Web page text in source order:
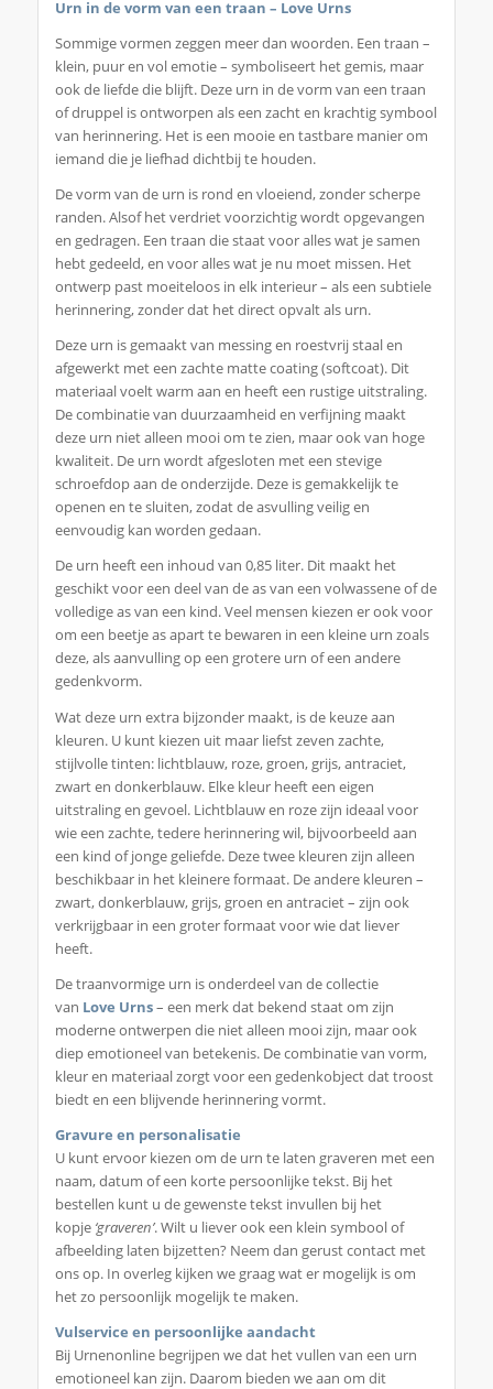
Urn in de vorm van een traan – Love Urns
Sommige vormen zeggen meer dan woorden. Een traan –
klein, puur en vol emotie – symboliseert het gemis, maar
ook de liefde die blijft. Deze urn in de vorm van een traan
of druppel is ontworpen als een zacht en krachtig symbool
van herinnering. Het is een mooie en tastbare manier om
iemand die je liefhad dichtbij te houden.
De vorm van de urn is rond en vloeiend, zonder scherpe
randen. Alsof het verdriet voorzichtig wordt opgevangen
en gedragen. Een traan die staat voor alles wat je samen
hebt gedeeld, en voor alles wat je nu moet missen. Het
ontwerp past moeiteloos in elk interieur – als een subtiele
herinnering, zonder dat het direct opvalt als urn.
Deze urn is gemaakt van messing en roestvrij staal en
afgewerkt met een zachte matte coating (softcoat). Dit
materiaal voelt warm aan en heeft een rustige uitstraling.
De combinatie van duurzaamheid en verfijning maakt
deze urn niet alleen mooi om te zien, maar ook van hoge
kwaliteit. De urn wordt afgesloten met een stevige
schroefdop aan de onderzijde. Deze is gemakkelijk te
openen en te sluiten, zodat de asvulling veilig en
eenvoudig kan worden gedaan.
De urn heeft een inhoud van 0,85 liter. Dit maakt het
geschikt voor een deel van de as van een volwassene of de
volledige as van een kind. Veel mensen kiezen er ook voor
om een beetje as apart te bewaren in een kleine urn zoals
deze, als aanvulling op een grotere urn of een andere
gedenkvorm.
Wat deze urn extra bijzonder maakt, is de keuze aan
kleuren. U kunt kiezen uit maar liefst zeven zachte,
stijlvolle tinten: lichtblauw, roze, groen, grijs, antraciet,
zwart en donkerblauw. Elke kleur heeft een eigen
uitstraling en gevoel. Lichtblauw en roze zijn ideaal voor
wie een zachte, tedere herinnering wil, bijvoorbeeld aan
een kind of jonge geliefde. Deze twee kleuren zijn alleen
beschikbaar in het kleinere formaat. De andere kleuren –
zwart, donkerblauw, grijs, groen en antraciet – zijn ook
verkrijgbaar in een groter formaat voor wie dat liever
heeft.
De traanvormige urn is onderdeel van de collectie
van Love Urns– een merk dat bekend staat om zijn
moderne ontwerpen die niet alleen mooi zijn, maar ook
diep emotioneel van betekenis. De combinatie van vorm,
kleur en materiaal zorgt voor een gedenkobject dat troost
biedt en een blijvende herinnering vormt.
Gravure en personalisatie
U kunt ervoor kiezen om de urn te laten graveren met een
naam, datum of een korte persoonlijke tekst. Bij het
bestellen kunt u de gewenste tekst invullen bij het
kopje ‘graveren’. Wilt u liever ook een klein symbool of
afbeelding laten bijzetten? Neem dan gerust contact met
ons op. In overleg kijken we graag wat er mogelijk is om
het zo persoonlijk mogelijk te maken.
Vulservice en persoonlijke aandacht
Bij Urnenonline begrijpen we dat het vullen van een urn
emotioneel kan zijn. Daarom bieden we aan om dit